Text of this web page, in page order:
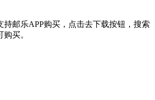
持邮乐APP购买，点击去下载按钮，搜索
买。